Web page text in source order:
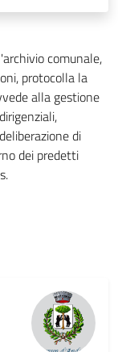
comunale,
protocolla la
alla gestione
di
dei predetti